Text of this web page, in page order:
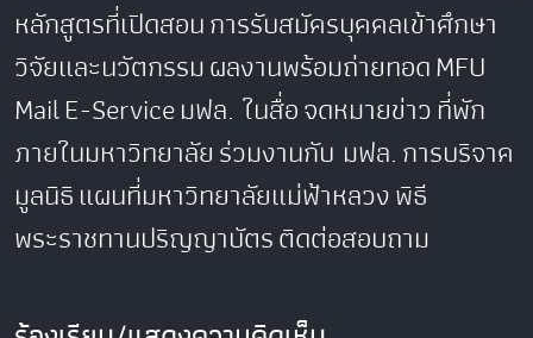
หลักสูตรที่เปิดสอนการรับสมัครบุคคลเข้าศึกษา
วิจัยและนวัตกรรมผลงานพร้อมถ่ายทอดMFU
MailE-Serviceมฟล. ในสื่อจดหมายข่าวที่พัก
ภายในมหาวิทยาลัยร่วมงานกับ มฟล.การบริจาค
มูลนิธิแผนที่มหาวิทยาลัยแม่ฟ้าหลวงพิธี
พระราชทานปริญญาบัตรติดต่อสอบถาม